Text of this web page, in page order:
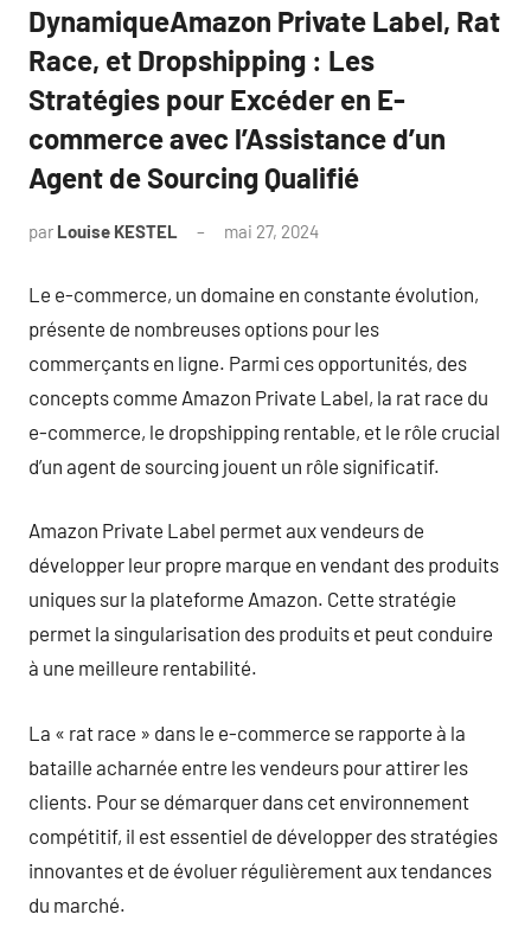
DynamiqueAmazon Private Label, Rat
Race, et Dropshipping : Les
Stratégies pour Excéder en E-
commerce avec l’Assistance d’un
Agent de Sourcing Qualifié
par Louise KESTEL mai 27, 2024
Le e-commerce, un domaine en constante évolution,
présente de nombreuses options pour les
commerçants en ligne. Parmi ces opportunités, des
concepts comme Amazon Private Label, la rat race du
e-commerce, le dropshipping rentable, et le rôle crucial
d’un agent de sourcing jouent un rôle significatif.
Amazon Private Label permet aux vendeurs de
développer leur propre marque en vendant des produits
uniques sur la plateforme Amazon. Cette stratégie
permet la singularisation des produits et peut conduire
à une meilleure rentabilité.
La « rat race » dans le e-commerce se rapporte à la
bataille acharnée entre les vendeurs pour attirer les
clients. Pour se démarquer dans cet environnement
compétitif, il est essentiel de développer des stratégies
innovantes et de évoluer régulièrement aux tendances
du marché.